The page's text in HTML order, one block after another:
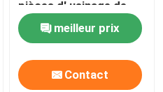
pièces d' usinage de
précision sur mesure
meilleur prix
Contact